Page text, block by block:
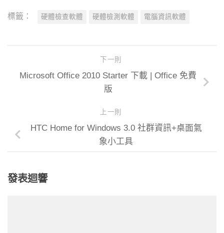
標籤： 硬體檢查軟體 硬體檢測軟體 電腦資訊軟體
下一則
Microsoft Office 2010 Starter 下載 | Office 免費
版
上一則
HTC Home for Windows 3.0 社群資訊+桌面氣
象小工具
發表迴響